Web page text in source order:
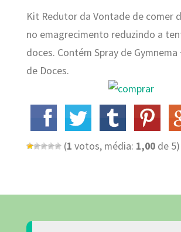
Kit Redutor da Vontade de comer
no emagrecimento reduzindo a
doces. Contém Spray de Gymnema
de Doces.
(1 votos, média: 1,00de 5)